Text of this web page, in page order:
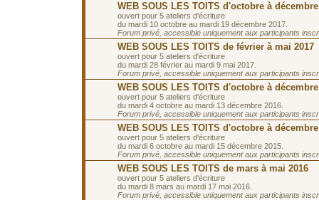
WEB SOUS LES TOITS d'octobre à décembre
ouvert pour 5 ateliers d'écriture
du mardi 10 octobre au mardi 19 décembre 2017.
Forum privé, accessible uniquement aux participants
WEB SOUS LES TOITS de février à mai 2017
ouvert pour 5 ateliers d'écriture
du mardi 28 février au mardi 9 mai 2017.
Forum privé, accessible uniquement aux participants
WEB SOUS LES TOITS d'octobre à décembre
ouvert pour 5 ateliers d'écriture
du mardi 4 octobre au mardi 13 décembre 2016.
Forum privé, accessible uniquement aux participants
WEB SOUS LES TOITS d'octobre à décembre
ouvert pour 5 ateliers d'écriture
du mardi 6 octobre au mardi 15 décembre 2015.
Forum privé, accessible uniquement aux participants
WEB SOUS LES TOITS de mars à mai 2016
ouvert pour 5 ateliers d'écriture
du mardi 8 mars au mardi 17 mai 2016.
Forum privé, accessible uniquement aux participants